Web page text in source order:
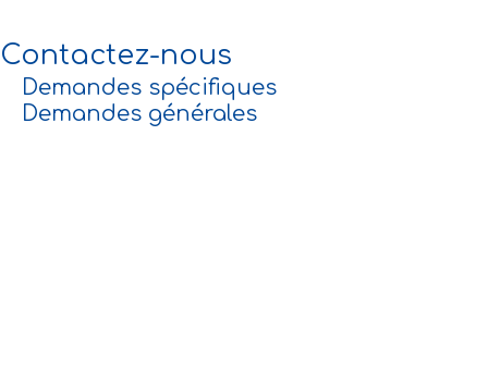
Contactez-nous
Demandes spécifiques
Demandes générales